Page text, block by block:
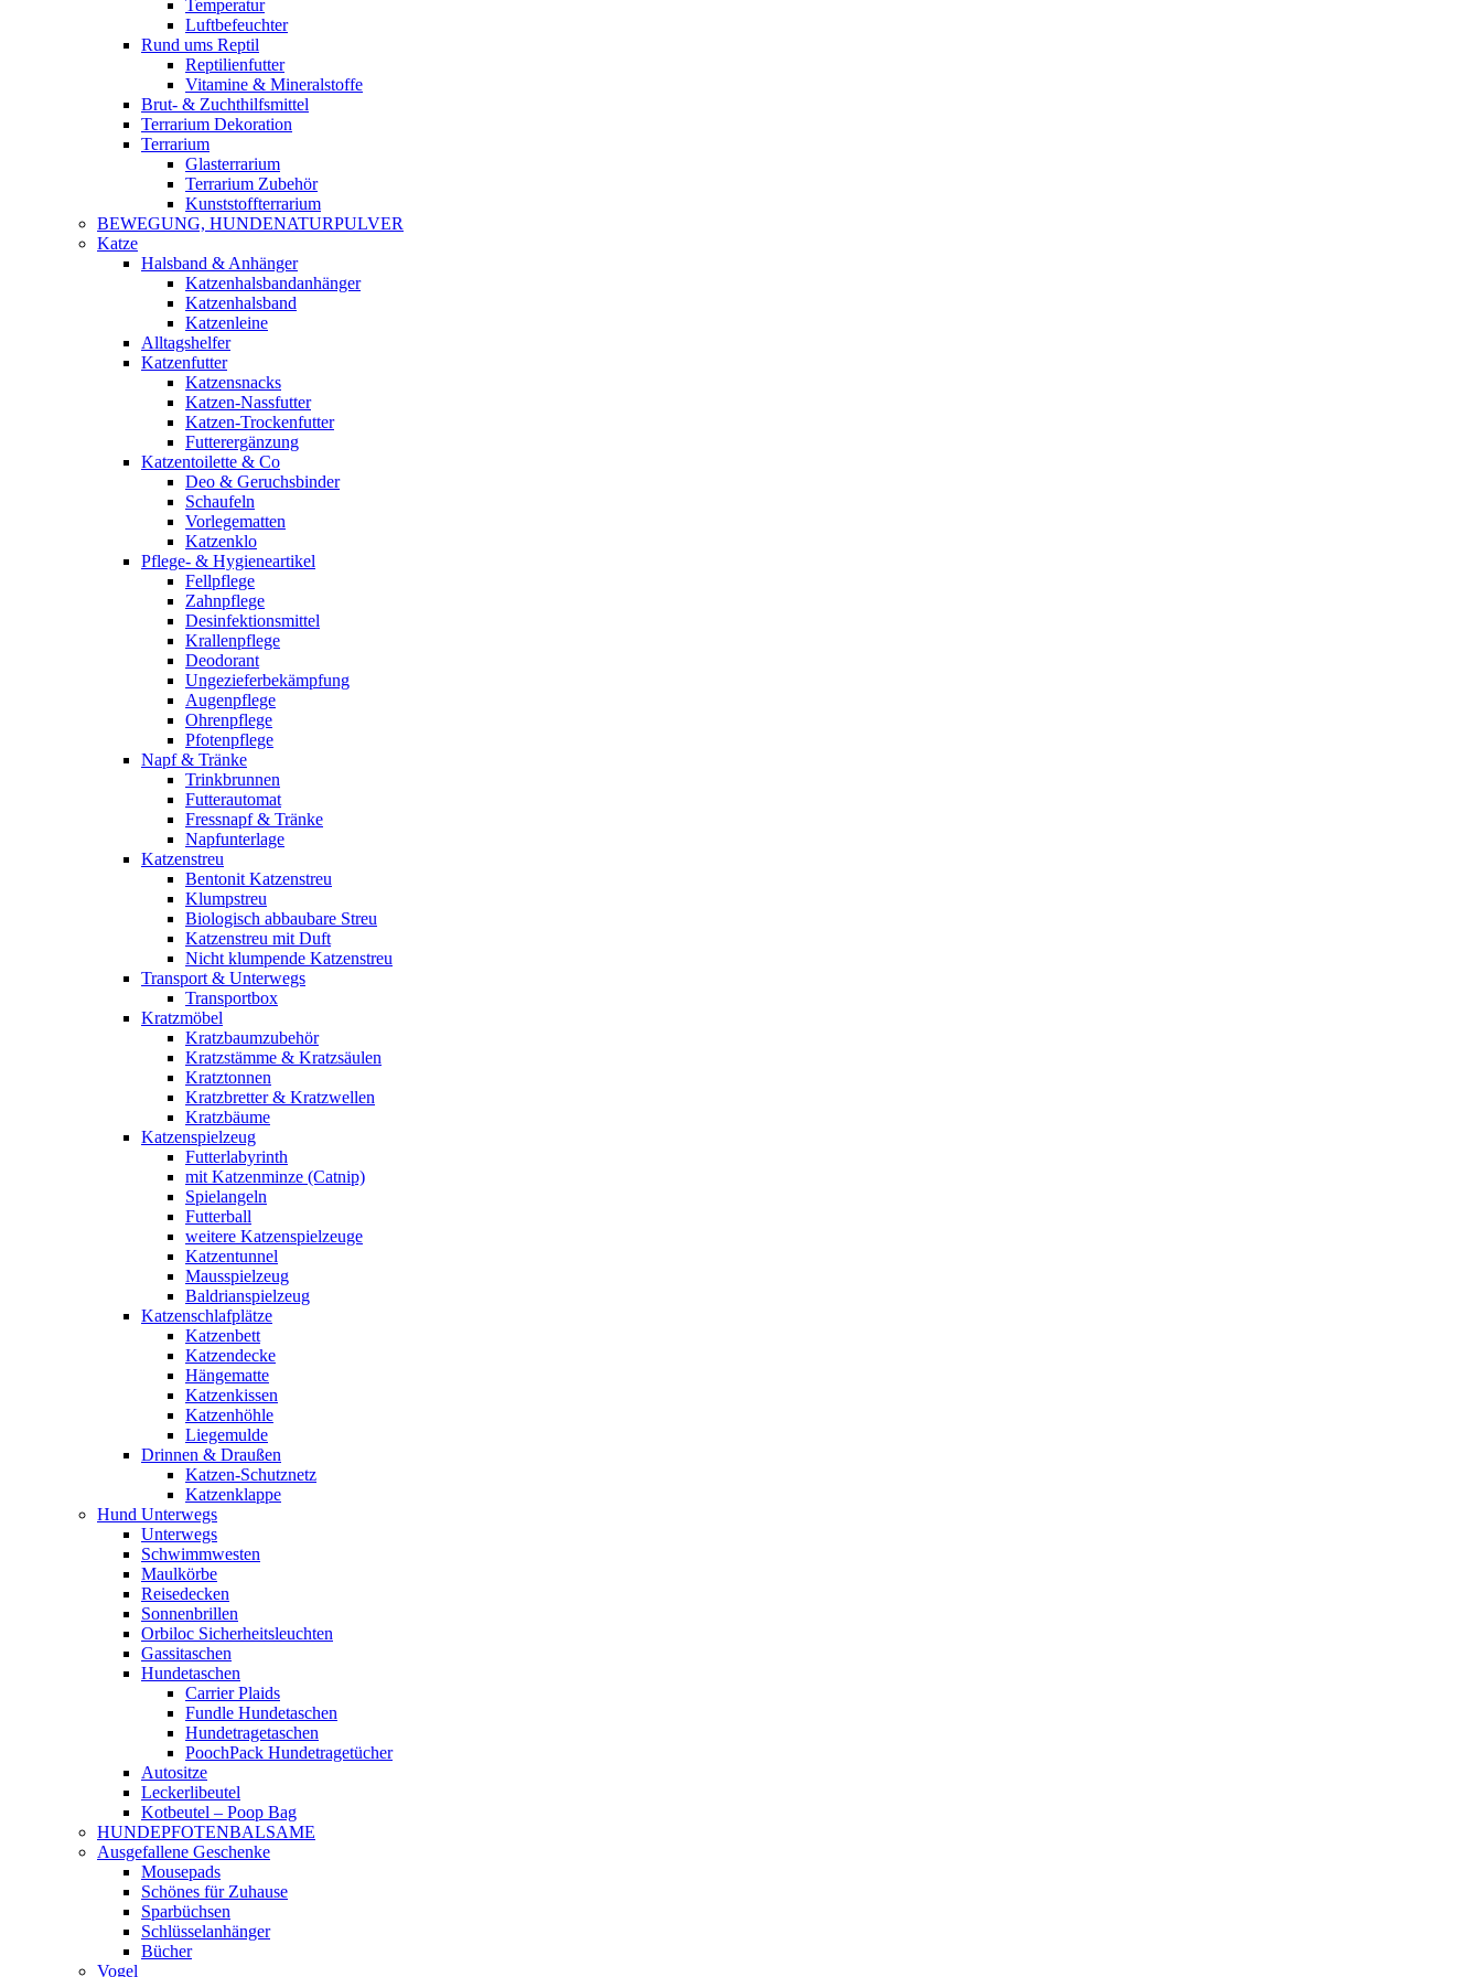
Temperatur
Luftbefeuchter
Rund ums Reptil
Reptilienfutter
Vitamine & Mineralstoffe
Brut- & Zuchthilfsmittel
Terrarium Dekoration
Terrarium
Glasterrarium
Terrarium Zubehör
Kunststoffterrarium
BEWEGUNG, HUNDENATURPULVER
Katze
Halsband & Anhänger
Katzenhalsbandanhänger
Katzenhalsband
Katzenleine
Alltagshelfer
Katzenfutter
Katzensnacks
Katzen-Nassfutter
Katzen-Trockenfutter
Futterergänzung
Katzentoilette & Co
Deo & Geruchsbinder
Schaufeln
Vorlegematten
Katzenklo
Pflege- & Hygieneartikel
Fellpflege
Zahnpflege
Desinfektionsmittel
Krallenpflege
Deodorant
Ungezieferbekämpfung
Augenpflege
Ohrenpflege
Pfotenpflege
Napf & Tränke
Trinkbrunnen
Futterautomat
Fressnapf & Tränke
Napfunterlage
Katzenstreu
Bentonit Katzenstreu
Klumpstreu
Biologisch abbaubare Streu
Katzenstreu mit Duft
Nicht klumpende Katzenstreu
Transport & Unterwegs
Transportbox
Kratzmöbel
Kratzbaumzubehör
Kratzstämme & Kratzsäulen
Kratztonnen
Kratzbretter & Kratzwellen
Kratzbäume
Katzenspielzeug
Futterlabyrinth
mit Katzenminze (Catnip)
Spielangeln
Futterball
weitere Katzenspielzeuge
Katzentunnel
Mausspielzeug
Baldrianspielzeug
Katzenschlafplätze
Katzenbett
Katzendecke
Hängematte
Katzenkissen
Katzenhöhle
Liegemulde
Drinnen & Draußen
Katzen-Schutznetz
Katzenklappe
Hund Unterwegs
Unterwegs
Schwimmwesten
Maulkörbe
Reisedecken
Sonnenbrillen
Orbiloc Sicherheitsleuchten
Gassitaschen
Hundetaschen
Carrier Plaids
Fundle Hundetaschen
Hundetragetaschen
PoochPack Hundetragetücher
Autositze
Leckerlibeutel
Kotbeutel – Poop Bag
HUNDEPFOTENBALSAME
Ausgefallene Geschenke
Mousepads
Schönes für Zuhause
Sparbüchsen
Schlüsselanhänger
Bücher
Vogel